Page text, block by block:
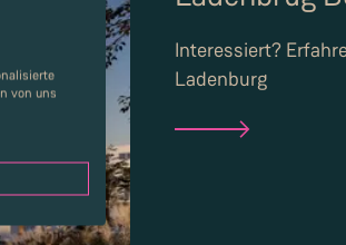
Interessiert?
Ladenburg
von uns